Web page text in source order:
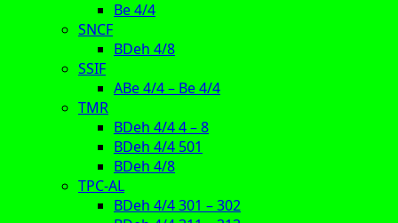
Be 4/4
SNCF
BDeh 4/8
SSIF
ABe 4/4 – Be 4/4
TMR
BDeh 4/4 4 – 8
BDeh 4/4 501
BDeh 4/8
TPC-AL
BDeh 4/4 301 – 302